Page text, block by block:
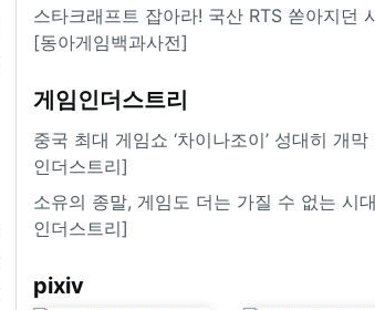
스타크래프트 잡아라! 국산 RTS 쏟아지던
[동아게임백과사전]
게임인더스트리
중국 최대 게임쇼 ‘차이나조이’ 성대히 개막
인더스트리]
소유의 종말, 게임도 더는 가질 수 없는 시
인더스트리]
pixiv